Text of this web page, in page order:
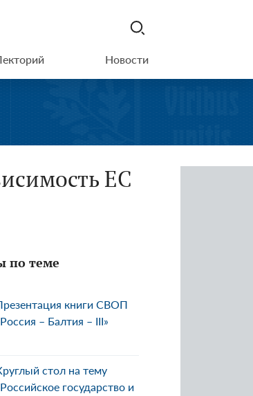
Новости
ЕС
по теме
книги СВОП
– Балтия – III»
стол на тему
государство и